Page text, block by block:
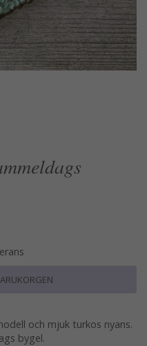
och mjuk turkos nyans.
bygel.